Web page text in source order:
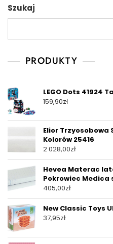
Szukaj
PRODUKTY
LEGO Dots 41924
159,90zł
Elior Trzyosobowa
Kolorów 25416
2 028,00zł
Hevea Materac
Pokrowiec Medica
405,00zł
New Classic Toys
37,95zł